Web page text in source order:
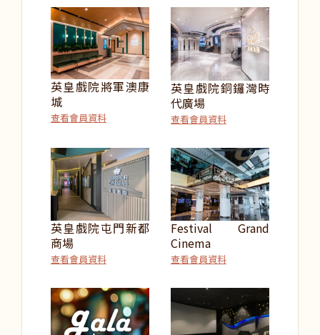
英皇戲院將軍澳康
城
查看會員資料
英皇戲院銅鑼灣時
代廣場
查看會員資料
英皇戲院屯門新都
商場
查看會員資料
Festival Grand
Cinema
查看會員資料